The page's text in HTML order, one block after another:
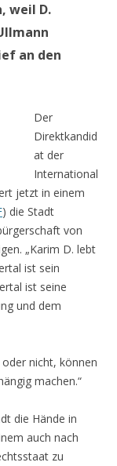
weil D.
an den
Der
Direktkandid
at der
International
jetzt in einem
) die Stadt
von
„Karim D. lebt
ist sein
ist seine
und dem
nicht, können
machen.“
die Hände in
auch nach
zu